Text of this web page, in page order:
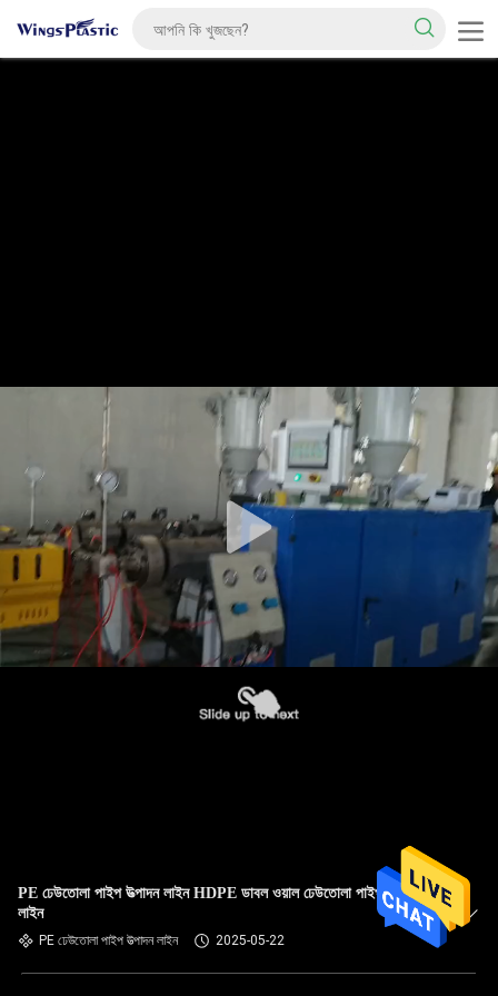
PE ঢেউতোলা পাইপ উত্পাদন লাইন HDPE ডাবল ওয়াল ঢেউতোলা পাইপ উত্পাদন
লাইন
PE ঢেউতোলা পাইপ উত্পাদন লাইন 2025-05-22